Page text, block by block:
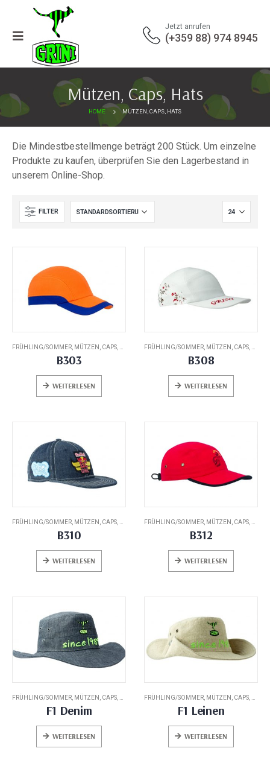
Jetzt anrufen
(+359 88) 974 8945
Mützen, Caps, Hats
HOME MÜTZEN, CAPS, HATS
Die Mindestbestellmenge beträgt 200 Stück. Um einzelne
Produkte zu kaufen, überprüfen Sie den Lagerbestand in
unserem Online-Shop.
FILTER
FRÜHLING/SOMMER, MÜTZEN, CAPS, HATS
B303
WEITERLESEN
FRÜHLING/SOMMER, MÜTZEN, CAPS, HATS
B308
WEITERLESEN
FRÜHLING/SOMMER, MÜTZEN, CAPS, HATS
B310
WEITERLESEN
FRÜHLING/SOMMER, MÜTZEN, CAPS, HATS
B312
WEITERLESEN
FRÜHLING/SOMMER MÜTZEN, CAPS, HATS
F1 Denim
WEITERLESEN
FRÜHLING/SOMMER MÜTZEN, CAPS, HATS
F1 Leinen
WEITERLESEN